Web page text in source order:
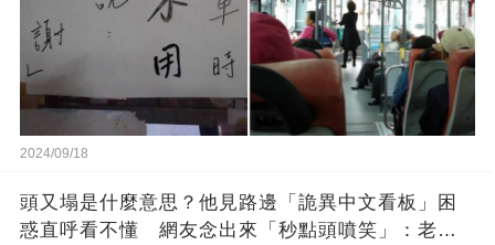
2024/09/18
頭又塌是什麼意思？他見路邊「詭異中文看板」困
惑直呼看不懂 網友念出來「秒點頭噴笑」：老一